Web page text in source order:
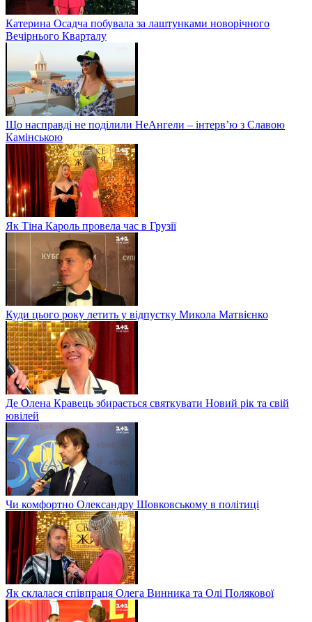
Катерина Осадча побувала за лаштунками новорічного
Вечірнього Кварталу
Що насправді не поділили НеАнгели – інтерв’ю з Славою
Камінською
Як Тіна Кароль провела час в Грузії
Куди цього року летить у відпустку Микола Матвієнко
Де Олена Кравець збирається святкувати Новий рік та свій
ювілей
Чи комфортно Олександру Шовковському в політиці
Як склалася співпраця Олега Винника та Олі Полякової